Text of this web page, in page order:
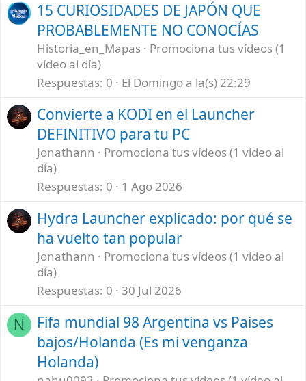
15 CURIOSIDADES DE JAPÓN QUE
PROBABLEMENTE NO CONOCÍAS
Historia_en_Mapas
Promociona tus vídeos (1
vídeo al día)
Respuestas 0 El Domingo a la(s) 22:29
Convierte a KODI en el Launcher
DEFINITIVO para tu PC
Jonathann
Promociona tus vídeos (1 vídeo al
día)
Respuestas 0 1 Ago 2026
Hydra Launcher explicado: por qué se
ha vuelto tan popular
Jonathann
Promociona tus vídeos (1 vídeo al
día)
Respuestas 0 30 Jul 2026
N
Fifa mundial 98 Argentina vs Paises
bajos/Holanda (Es mi venganza
Holanda)